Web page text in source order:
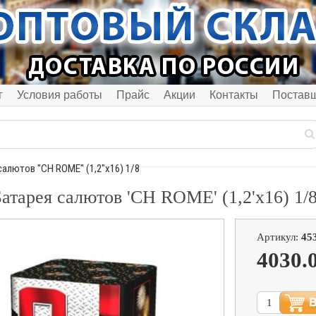
Условия работы Прайс Акции Контакты
"CH ROME" (1,2"х16) 1/8
салютов 'CH ROME' (1,2'х16) 1/
Артикул: